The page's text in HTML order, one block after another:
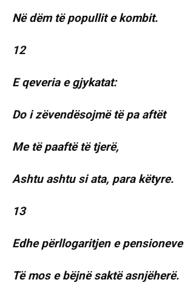
Në dëm të popullit e kombit.
12
E qeveria e gjykatat:
Do i zëvendësojmë të pa aftët
Me të paaftë të tjerë,
Ashtu ashtu si ata, para këtyre.
13
Edhe përllogaritjen e pensioneve
Të mos e bëjnë saktë asnjëherë.